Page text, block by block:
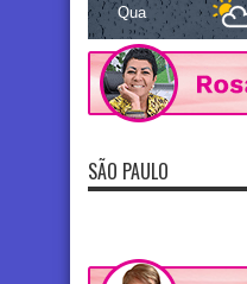
Qua
SÃO PAULO